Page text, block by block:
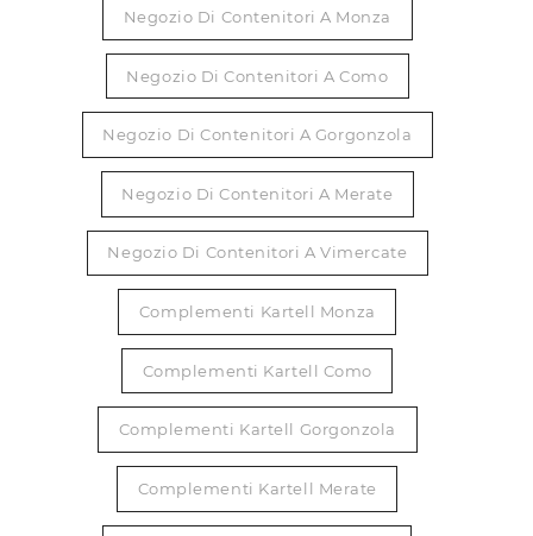
Negozio Di Contenitori A Monza
Negozio Di Contenitori A Como
Negozio Di Contenitori A Gorgonzola
Negozio Di Contenitori A Merate
Negozio Di Contenitori A Vimercate
Complementi Kartell Monza
Complementi Kartell Como
Complementi Kartell Gorgonzola
Complementi Kartell Merate